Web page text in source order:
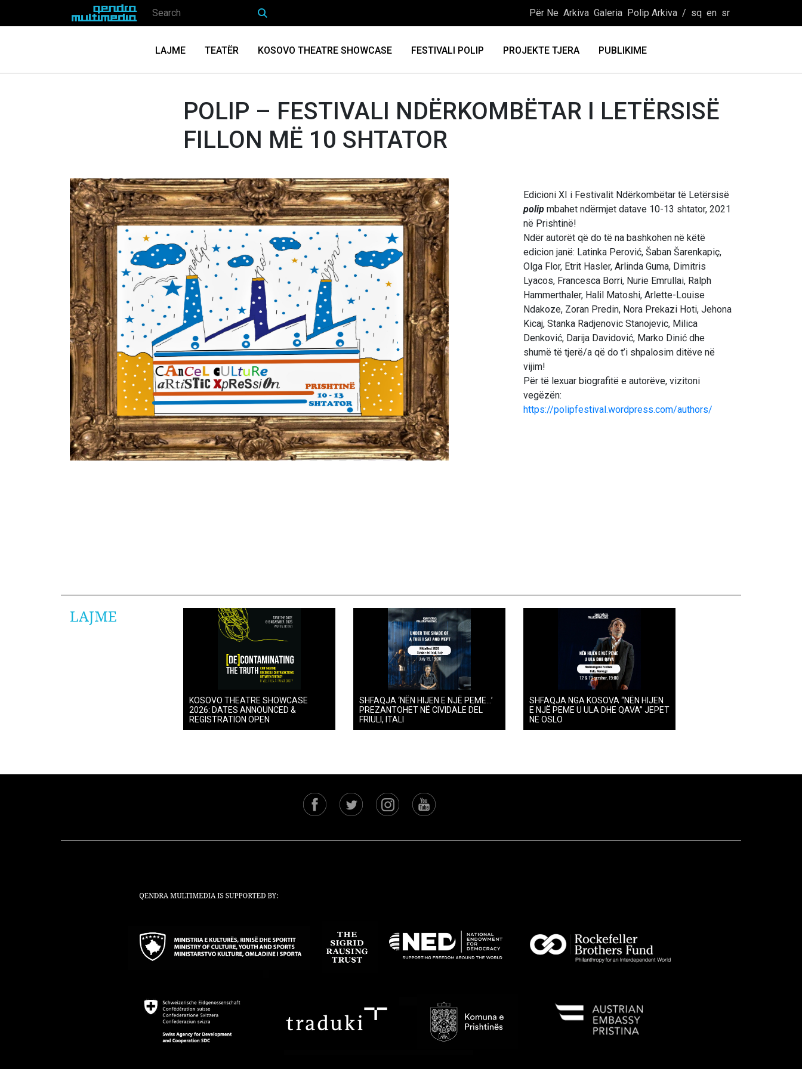
Për Ne Arkiva Galeria Polip Arkiva / sq en sr
LAJME TEATËR KOSOVO THEATRE SHOWCASE FESTIVALI POLIP PROJEKTE TJERA PUBLIKIME
POLIP – FESTIVALI NDËRKOMBËTAR I LETËRSISË
FILLON MË 10 SHTATOR
Edicioni XI i Festivalit Ndërkombëtar të Letërsisë
polip mbahet ndërmjet datave 10-13 shtator, 2021
në Prishtinë!
Ndër autorët që do të na bashkohen në këtë
edicion janë: Latinka Perović, Šaban Šarenkapiç,
Olga Flor, Etrit Hasler, Arlinda Guma, Dimitris
Lyacos, Francesca Borri, Nurie Emrullai, Ralph
Hammerthaler, Halil Matoshi, Arlette-Louise
Ndakoze, Zoran Predin, Nora Prekazi Hoti, Jehona
Kicaj, Stanka Radjenovic Stanojevic, Milica
Denković, Darija Davidović, Marko Dinić dhe
shumë të tjerë/a që do t’i shpalosim ditëve në
vijim!
Për të lexuar biografitë e autorëve, vizitoni
vegëzën:
https://polipfestival.wordpress.com/authors/
LAJME
KOSOVO THEATRE SHOWCASE
2026: DATES ANNOUNCED &
REGISTRATION OPEN
SHFAQJA ‘NËN HIJEN E NJË PEME…’
PREZANTOHET NË CIVIDALE DEL
FRIULI, ITALI
SHFAQJA NGA KOSOVA “NËN HIJEN
E NJË PEME U ULA DHE QAVA” JEPET
NË OSLO